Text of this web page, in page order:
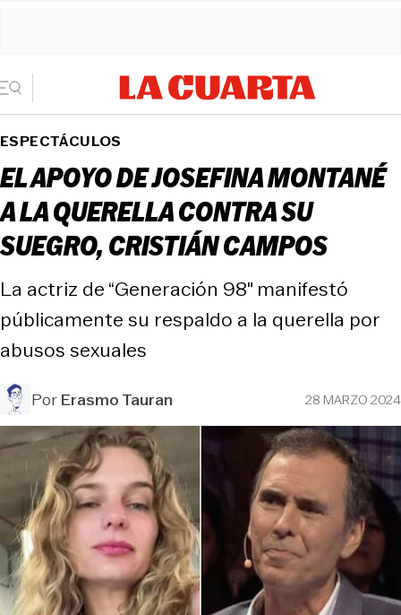
ESPECTÁCULOS
EL APOYO DE JOSEFINA MONTANÉ
A LA QUERELLA CONTRA SU
SUEGRO, CRISTIÁN CAMPOS
La actriz de “Generación 98″ manifestó
públicamente su respaldo a la querella por
abusos sexuales
PorErasmo Tauran 28 MARZO 2024